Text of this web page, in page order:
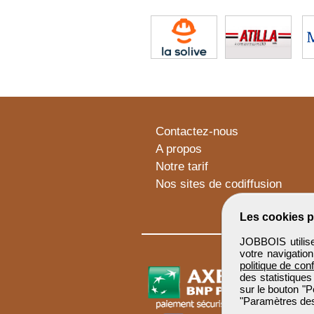
Les cookies
JOBBOIS
votre
politique de
des
sur le bouton
"Paramètres
Contactez-nous
A propos
Notre tarif
Nos sites de codiffusion